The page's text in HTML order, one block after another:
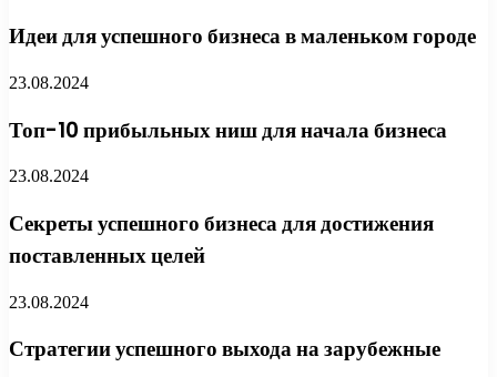
Идеи для успешного бизнеса в маленьком городе
23.08.2024
Топ-10 прибыльных ниш для начала бизнеса
23.08.2024
Секреты успешного бизнеса для достижения
поставленных целей
23.08.2024
Стратегии успешного выхода на зарубежные